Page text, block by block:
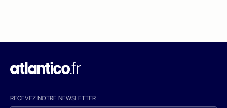
RECEVEZ NOTRE NEWSLETTER